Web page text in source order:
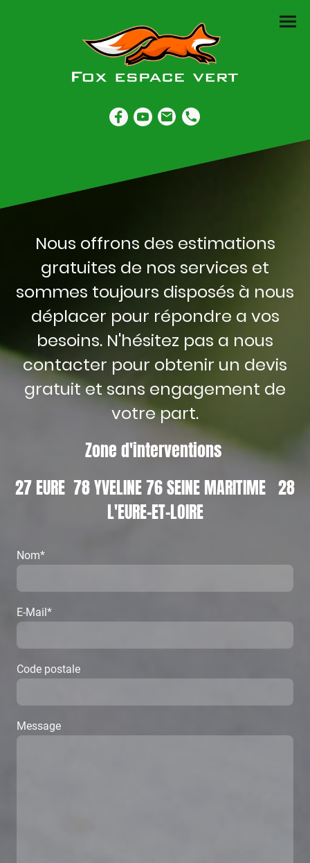
Nous offrons des estimations
gratuites de nos services et
sommes toujours disposés à nous
déplacer pour répondre a vos
besoins. N'hésitez pas a nous
contacter pour obtenir un devis
gratuit et sans engagement de
votre part.
Zone d'interventions
27 EURE 78 YVELINE 76 SEINE MARITIME 28
L'EURE-ET-LOIRE
Nom*
E-Mail*
Code postale
Message